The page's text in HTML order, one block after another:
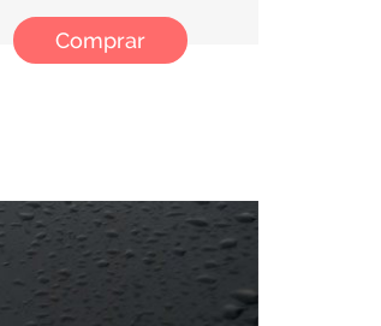
Comprar